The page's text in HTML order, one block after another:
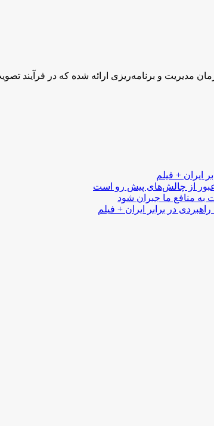
مدیریت و برنامه‌ریزی ارائه شده که در فرآیند
ایران + فیلم
عبور از چالش‌های پیش رو است
به منافع ما جبران شود
در برابر ایران + فیلم